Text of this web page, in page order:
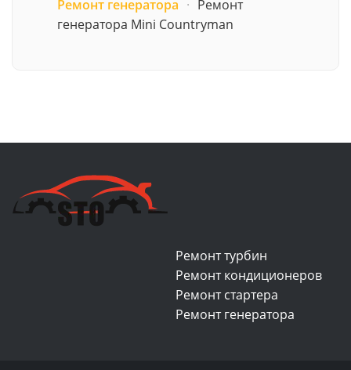
Ремонт генератора · Ремонт
генератора Mini Countryman
Ремонт турбин
Ремонт кондиционеров
Ремонт стартера
Ремонт генератора